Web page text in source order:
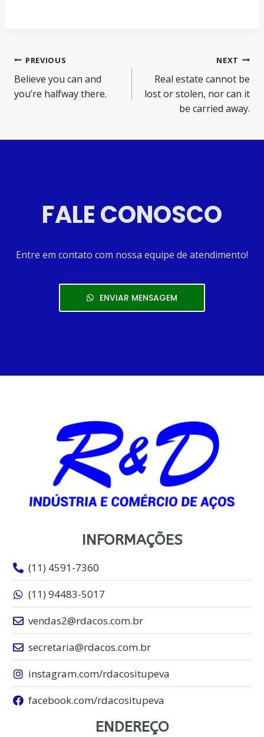
PREVIOUS
Believe you can and
you’re halfway there.
NEXT
Real estate cannot be
lost or stolen, nor can it
be carried away.
FALE CONOSCO
Entre em contato com nossa equipe de atendimento!
ENVIAR MENSAGEM
INFORMAÇÕES
(11) 4591-7360
(11) 94483-5017
vendas2@rdacos.com.br
secretaria@rdacos.com.br
instagram.com/rdacositupeva
facebook.com/rdacositupeva
ENDEREÇO